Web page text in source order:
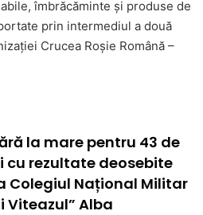
îmbrăcăminte și produse de
prin intermediul a două
Crucea Roșie Română –
la mare pentru 43 de
cu rezultate deosebite
Colegiul Național Militar
Viteazul” Alba